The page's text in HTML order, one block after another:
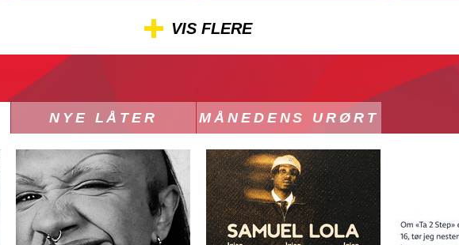
VIS FLERE
NYE LÅTER MÅNEDENS URØRT